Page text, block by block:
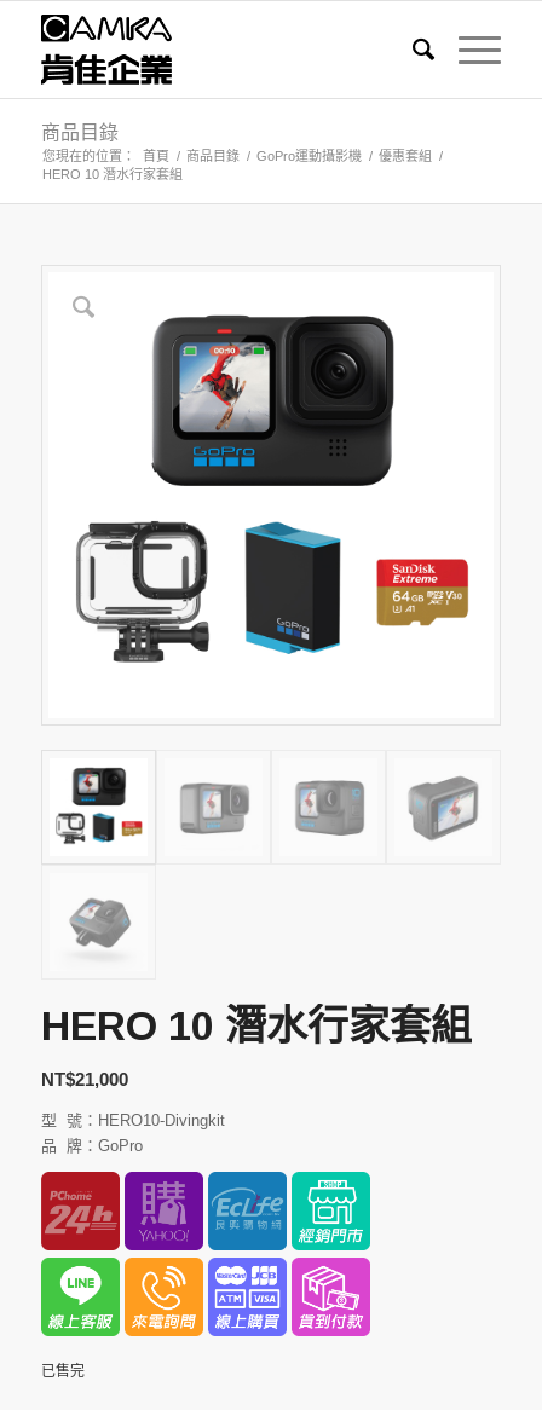
商品目錄
您現在的位置： 首頁 / 商品目錄 / GoPro運動攝影機 / 優惠套組
/
HERO 10 潛水行家套組
HERO 10 潛水行家套組
NT$21,000
型 號：HERO10-Divingkit
品 牌：GoPro
已售完